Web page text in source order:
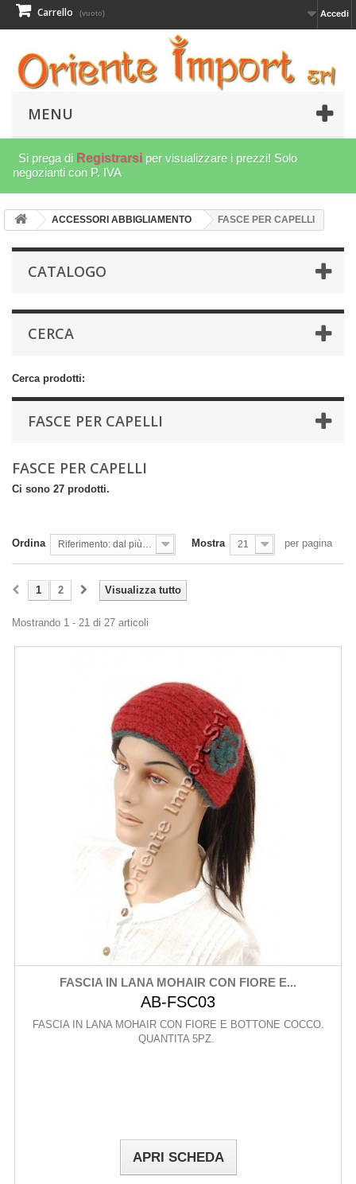
Accedi
Carrello (vuoto)
MENU
Si prega di Registrarsi per visualizzare i prezzi! Solo
negozianti con P. IVA
ACCESSORI ABBIGLIAMENTO FASCE PER CAPELLI
CATALOGO
CERCA
Cerca prodotti:
FASCE PER CAPELLI
FASCE PER CAPELLI
Ci sono 27 prodotti.
Ordina Mostra 21 per pagina
Visualizza tutto
1 2
Mostrando 1 - 21 di 27 articoli
FASCIA IN LANA MOHAIR CON FIORE E...
AB-FSC03
FASCIA IN LANA MOHAIR CON FIORE E BOTTONE COCCO.
QUANTITA 5PZ.
APRI SCHEDA